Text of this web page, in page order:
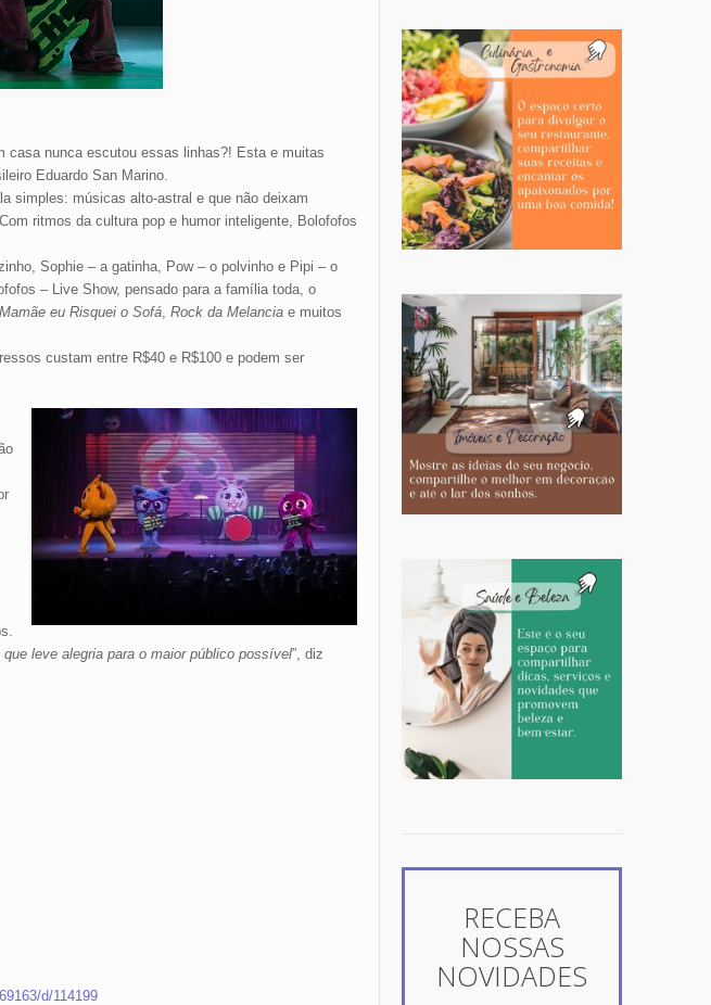
casa nunca escutou essas linhas?! Esta e muitas
Eduardo San Marino.
simples: músicas alto-astral e que não deixam
ritmos da cultura pop e humor inteligente, Bolofofos
Sophie – a gatinha, Pow – o polvinho e Pipi – o
– Live Show, pensado para a família toda, o
Mamãe eu Risquei o Sofá, Rock da Melanciae muitos
custam entre R$40 e R$100 e podem ser
leve alegria para o maior público possível”, diz
d/114199
RECEBA
NOSSAS
NOVIDADES